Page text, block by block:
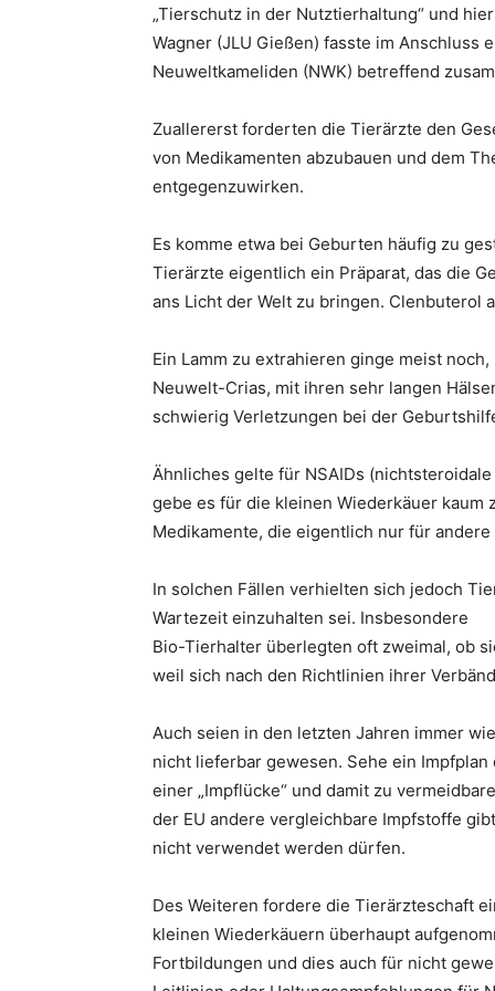
„Tierschutz in der Nutztierhaltung“ und
Wagner (JLU Gießen) fasste im Anschluss
Neuweltkameliden (NWK) betreffend
Zuallererst forderten die Tierärzte den
von Medikamenten abzubauen und dem
entgegenzuwirken.
Es komme etwa bei Geburten häufig zu
Tierärzte eigentlich ein Präparat, das die
ans Licht der Welt zu bringen. Clenbuterol
Ein Lamm zu extrahieren ginge meist
Neuwelt-Crias, mit ihren sehr langen
schwierig Verletzungen bei der
Ähnliches gelte für NSAIDs
gebe es für die kleinen Wiederkäuer kaum
Medikamente, die eigentlich nur für
In solchen Fällen verhielten sich jedoch
Wartezeit einzuhalten sei. Insbesondere
Bio-Tierhalter überlegten oft zweimal, ob
weil sich nach den Richtlinien ihrer
Auch seien in den letzten Jahren immer
nicht lieferbar gewesen. Sehe ein
einer „Impflücke“ und damit zu
der EU andere vergleichbare Impfstoffe
nicht verwendet werden dürfen.
Des Weiteren fordere die Tierärzteschaft
kleinen Wiederkäuern überhaupt
Fortbildungen und dies auch für nicht